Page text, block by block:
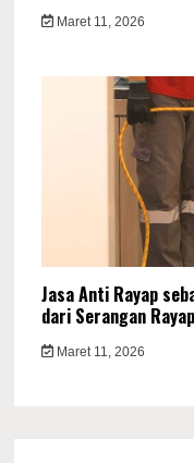
Maret 11, 2026
Jasa Anti Rayap
dari Serangan Rayap
Maret 11, 2026